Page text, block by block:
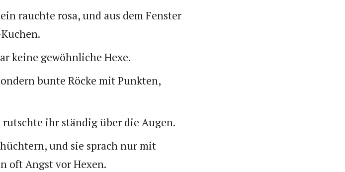
rauchte rosa, und aus dem Fenster
keine gewöhnliche Hexe.
bunte Röcke mit Punkten,
ihr ständig über die Augen.
und sie sprach nur mit
oft Angst vor Hexen.